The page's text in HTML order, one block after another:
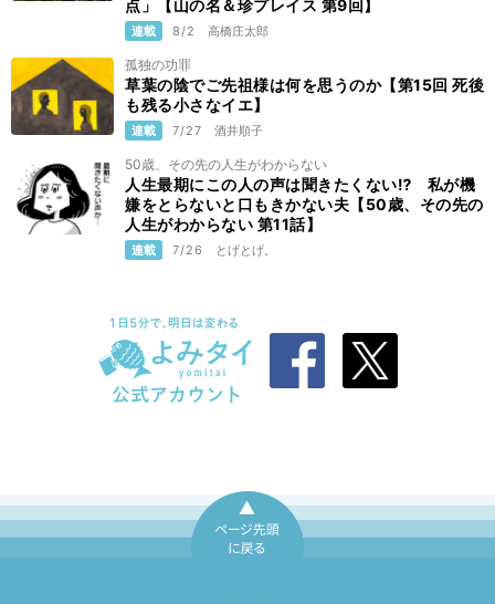
点」【山の名＆珍プレイス 第9回】
連載 8/2 高橋庄太郎
孤独の功罪
草葉の陰でご先祖様は何を思うのか【第15回 死後
も残る小さなイエ】
連載 7/27 酒井順子
50歳、その先の人生がわからない
人生最期にこの人の声は聞きたくない⁉ 私が機
嫌をとらないと口もきかない夫【50歳、その先の
人生がわからない 第11話】
連載 7/26 とげとげ。